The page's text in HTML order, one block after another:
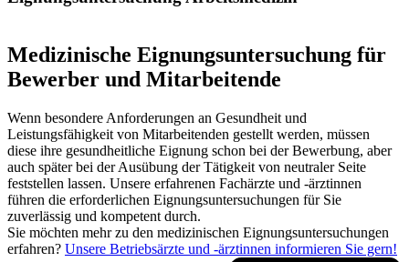
Medizinische Eignungsuntersuchung für
Bewerber und Mitarbeitende
Wenn besondere Anforderungen an Gesundheit und
Leistungsfähigkeit von Mitarbeitenden gestellt werden, müssen
diese ihre gesundheitliche Eignung schon bei der Bewerbung, aber
auch später bei der Ausübung der Tätigkeit von neutraler Seite
feststellen lassen. Unsere erfahrenen Fachärzte und -ärztinnen
führen die erforderlichen Eignungsuntersuchungen für Sie
zuverlässig und kompetent durch.
Sie möchten mehr zu den medizinischen Eignungsuntersuchungen
erfahren? Unsere Betriebsärzte und -ärztinnen informieren Sie gern!